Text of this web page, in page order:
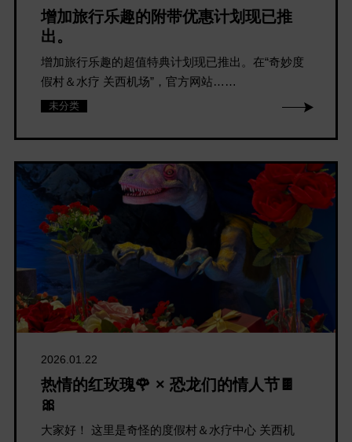
增加旅行乐趣的附带优惠计划现已推
出。
增加旅行乐趣的超值特典计划现已推出。在“奇妙度
假村＆水疗 关西机场”，官方网站……
未分类
2026.01.22
热情的红玫瑰🌹 × 恐龙们的情人节🍫
🎀
大家好！ 这里是奇怪的度假村＆水疗中心 关西机